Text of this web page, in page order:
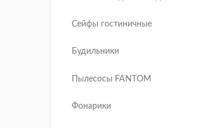
Сейфы гостиничные
Будильники
Пылесосы FANTOM
Фонарики